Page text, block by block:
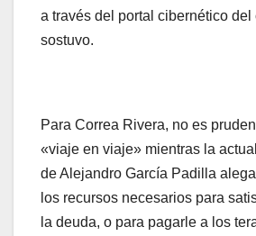
a través del portal cibernético del
sostuvo.
Para Correa Rivera, no es
«viaje en viaje» mientras la
de Alejandro García Padilla
los recursos necesarios para
la deuda, o para pagarle a los